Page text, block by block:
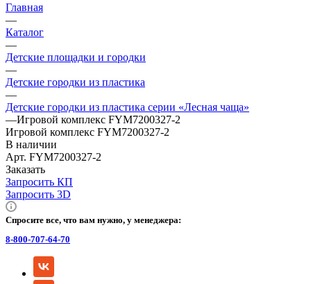
Главная
—
Каталог
—
Детские площадки и городки
—
Детские городки из пластика
—
Детские городки из пластика серии «Лесная чаща»
—Игровой комплекс FYM7200327-2
Игровой комплекс FYM7200327-2
В наличии
Арт. FYM7200327-2
Заказать
Запросить КП
Запросить 3D
Спросите все, что вам нужно, у менеджера:
8-800-707-64-70